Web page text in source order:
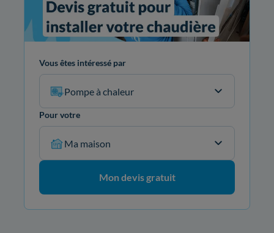
Vous êtes intéressé par
Pompe à chaleur
Pour votre
Ma maison
Mon devis gratuit